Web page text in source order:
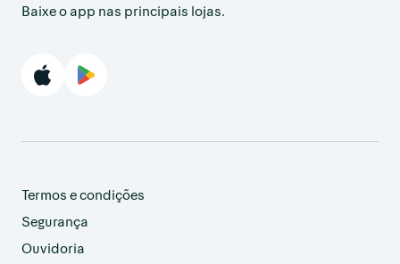
Baixe o app nas principais lojas.
Termos e condições
Segurança
Ouvidoria